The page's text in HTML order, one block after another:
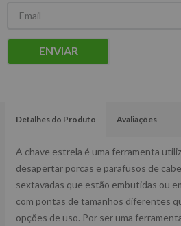
ENVIAR
Detalhes do Produto Avaliações
A chave estrela é uma ferramenta
desapertar porcas e parafusos de
sextavadas que estão embutidas ou
com pontas de tamanhos diferentes
opções de uso. Por ser uma